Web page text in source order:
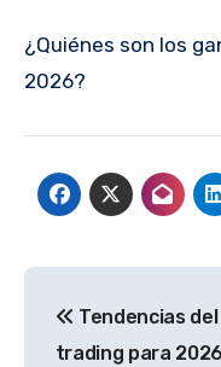
¿Quiénes son los
2026?
de
Tendencias del
trading para